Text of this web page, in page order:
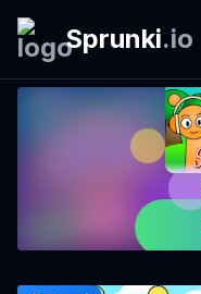
Sprunki.io